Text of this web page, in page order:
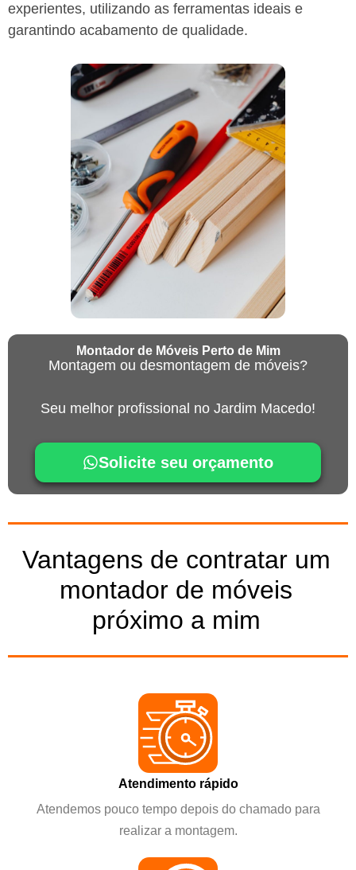
experientes, utilizando as ferramentas ideais e
garantindo acabamento de qualidade.
Montador de Móveis Perto de Mim
Montagem ou desmontagem de móveis?
Seu melhor profissional no Jardim Macedo!
Solicite seu orçamento
Vantagens de contratar um
montador de móveis
próximo a mim
Atendimento rápido
Atendemos pouco tempo depois do chamado para
realizar a montagem.